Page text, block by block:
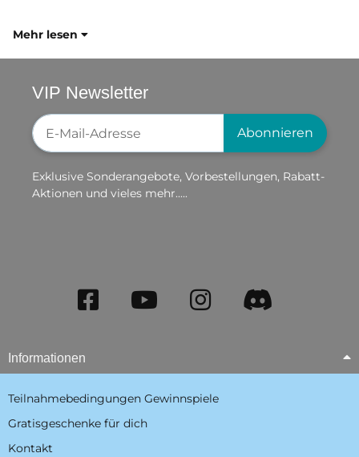
Mehr lesen
VIP Newsletter
Newsletter-Registrierung
Abonnieren
Exklusive Sonderangebote, Vorbestellungen, Rabatt-
Aktionen und vieles mehr.....
Informationen
Teilnahmebedingungen Gewinnspiele
Gratisgeschenke für dich
Kontakt